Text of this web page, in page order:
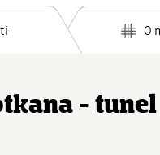
O
- tunel